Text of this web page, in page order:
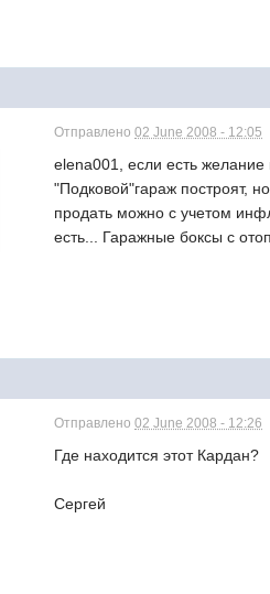
Отправлено02 June 2008 - 12:05
elena001, если есть желание
"Подковой"гараж построят,
продать можно с учетом
есть... Гаражные боксы с
Отправлено02 June 2008 - 12:26
Где находится этот Кардан?
Сергей